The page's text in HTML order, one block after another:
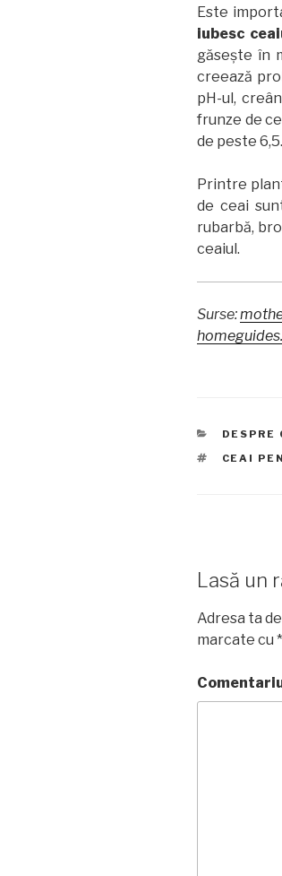
Este
iubesc
găsește în
creează
pH-ul,
frunze de
de peste 6,5.
Printre
de ceai
rubarbă,
ceaiul.
Surse:
DESPRE
CEAI
Lasă un
Adresa ta
marcate cu *